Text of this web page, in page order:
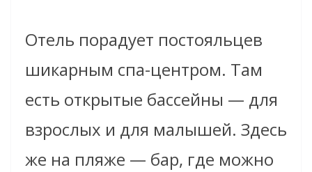
Отель порадует постояльцев
шикарным спа-центром. Там
есть открытые бассейны — для
взрослых и для малышей. Здесь
же на пляже — бар, где можно